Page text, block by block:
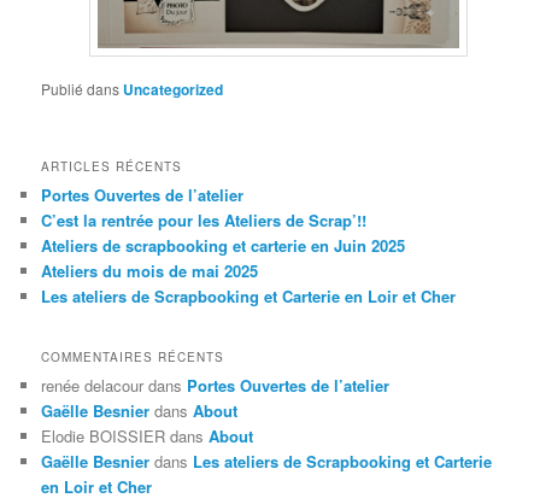
Publié dans Uncategorized
ARTICLES RÉCENTS
Portes Ouvertes de l’atelier
C’est la rentrée pour les Ateliers de Scrap’!!
Ateliers de scrapbooking et carterie en Juin 2025
Ateliers du mois de mai 2025
Les ateliers de Scrapbooking et Carterie en Loir et Cher
COMMENTAIRES RÉCENTS
renée delacour dans Portes Ouvertes de l’atelier
Gaëlle Besnier dansAbout
Elodie BOISSIER dansAbout
Gaëlle Besnier dans Les ateliers de Scrapbooking et Carterie
en Loir et Cher